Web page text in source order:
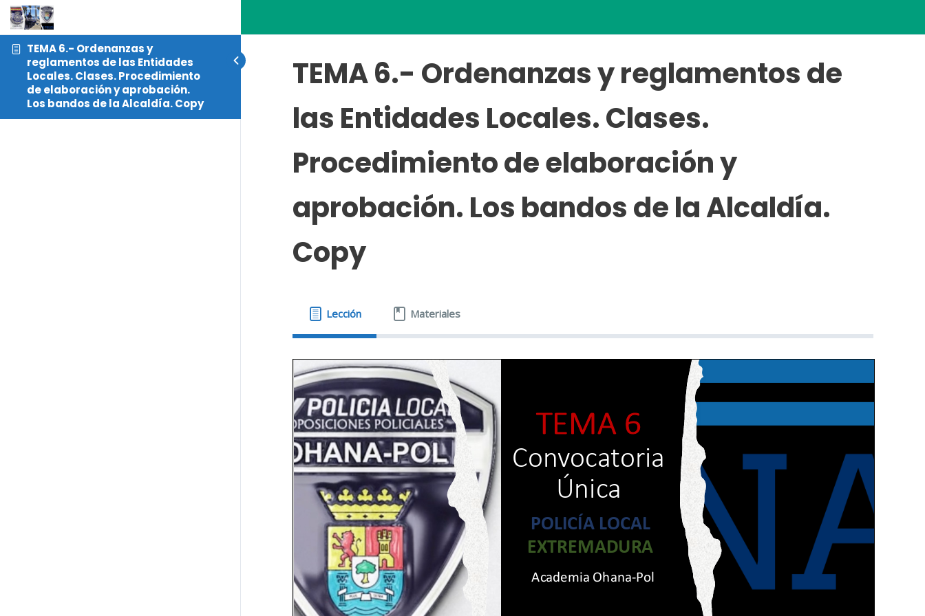
TEMA 6.- Ordenanzas y
reglamentos de las Entidades
Locales. Clases. Procedimiento
de elaboración y aprobación.
Los bandos de la Alcaldía. Copy
TEMA 6.- Ordenanzas y reglamentos de
las Entidades Locales. Clases.
Procedimiento de elaboración y
aprobación. Los bandos de la Alcaldía.
Copy
Lección Materiales